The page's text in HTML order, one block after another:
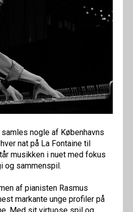
nogle af Københavns
nat på La Fontaine til
musikken i nuet med fokus
og sammenspil.
af pianisten Rasmus
markante unge profiler på